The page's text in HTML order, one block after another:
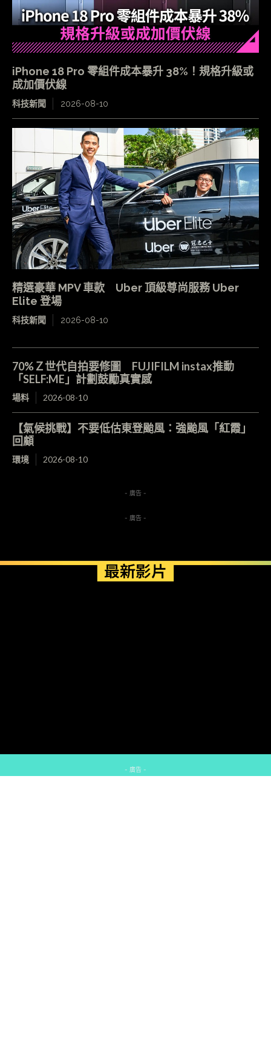
iPhone 18 Pro 零組件成本暴升 38%！規格升級或
成加價伏線
科技新聞 2026-08-10
精選豪華 MPV 車款 Uber 頂級尊尚服務 Uber
Elite 登場
科技新聞 2026-08-10
70%Ｚ世代自拍要修圖 FUJIFILM instax推動
「SELF:ME」計劃鼓勵真實感
場料 2026-08-10
【氣候挑戰】不要低估東登颱風：強颱風「紅霞」
回顧
環境 2026-08-10
- 廣告 -
- 廣告 -
最新影片
- 廣告 -